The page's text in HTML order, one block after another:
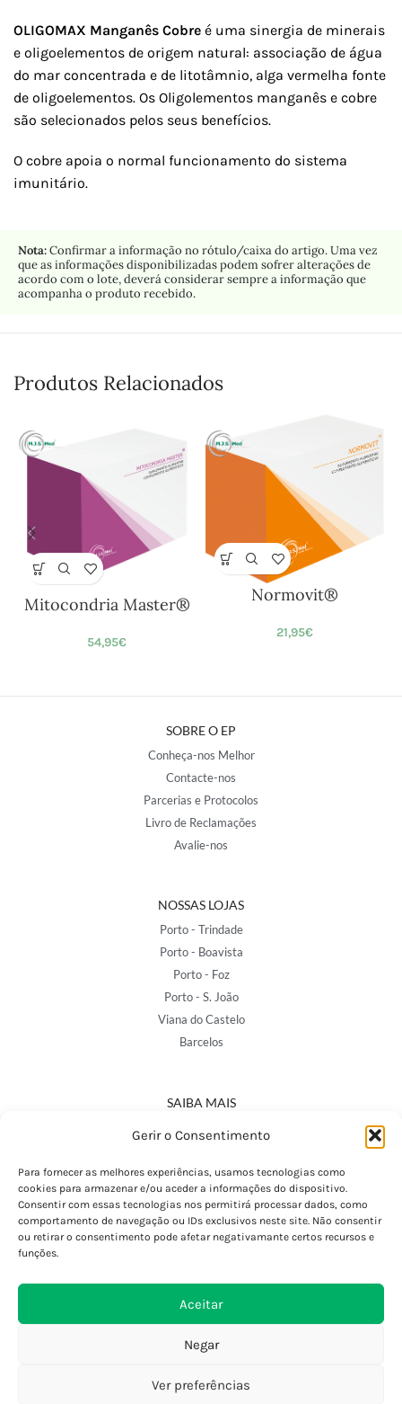
Gerir o Consentimento
Para fornecer as melhores experiências, usamos tecnologias como
cookies para armazenar e/ou aceder a informações do dispositivo.
Consentir com essas tecnologias nos permitirá processar dados, como
comportamento de navegação ou IDs exclusivos neste site. Não consentir
ou retirar o consentimento pode afetar negativamante certos recursos e
funções.
Aceitar
Negar
Ver preferências
OLIGOMAX Manganês Cobre é uma sinergia de minerais
e oligoelementos de origem natural: associação de água
do mar concentrada e de litotâmnio, alga vermelha fonte
de oligoelementos. Os Oligolementos manganês e cobre
são selecionados pelos seus benefícios.
O cobre apoia o normal funcionamento do sistema
imunitário.
Nota:Confirmar a informação no rótulo/caixa do artigo. Uma vez
que as informações disponibilizadas podem sofrer alterações de
acordo com o lote, deverá considerar sempre a informação que
acompanha o produto recebido.
Produtos Relacionados
Mitocondria Master®
54,95€
Normovit®
21,95€
SOBRE O EP
Conheça-nos Melhor
Contacte-nos
Parcerias e Protocolos
Livro de Reclamações
Avalie-nos
NOSSAS LOJAS
Porto - Trindade
Porto - Boavista
Porto - Foz
Porto - S. João
Viana do Castelo
Barcelos
SAIBA MAIS
Política de Privacidade
Termos e Condições
Perguntas Frequentes
Custos de Envio
Encomendas Internacionais
Devoluções e Trocas